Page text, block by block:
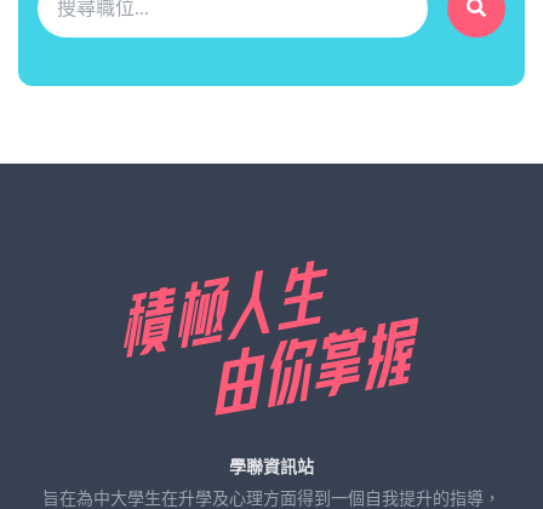
學聯資訊站
旨在為中大學生在升學及心理方面得到一個自我提升的指導，